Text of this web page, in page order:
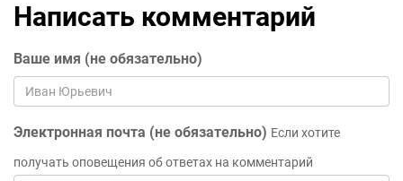
Написать комментарий
Ваше имя (не обязательно)
Электронная почта (не обязательно) Если хотите
получать оповещения об ответах на комментарий